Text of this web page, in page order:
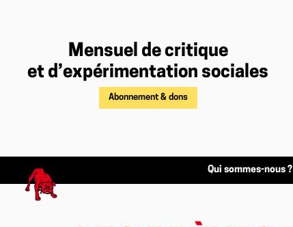
Mensuel de critique
et d’expérimentation sociales
Abonnement & dons
Qui sommes-nous ?